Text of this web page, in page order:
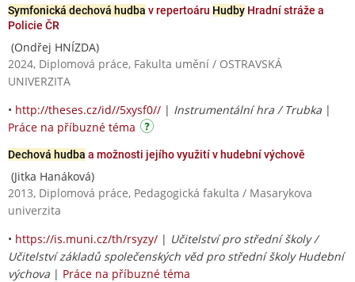
Symfonická dechová hudba v repertoáru Hudby Hradní stráže a
Policie ČR
(Ondřej HNÍZDA)
2024, Diplomová práce, Fakulta umění / OSTRAVSKÁ
UNIVERZITA
• http://theses.cz/id//5xysf0// | Instrumentální hra / Trubka |
Práce na příbuzné téma
Dechová hudba a možnosti jejího využití v hudební výchově
(Jitka Hanáková)
2013, Diplomová práce, Pedagogická fakulta / Masarykova
univerzita
• https://is.muni.cz/th/rsyzy/ | Učitelství pro střední školy /
Učitelství základů společenských věd pro střední školy Hudební
výchova | Práce na příbuzné téma